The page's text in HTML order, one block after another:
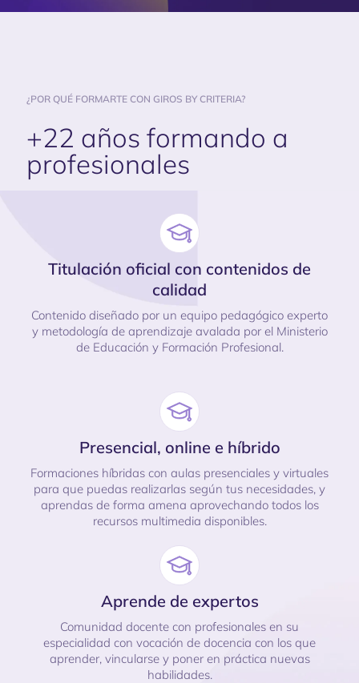
¿POR QUÉ FORMARTE CON GIROS BY CRITERIA?
+22 años formando a
profesionales
Titulación oficial con contenidos de
calidad
Contenido diseñado por un equipo pedagógico experto
y metodología de aprendizaje avalada por el Ministerio
de Educación y Formación Profesional.
Presencial, online e híbrido
Formaciones híbridas con aulas presenciales y virtuales
para que puedas realizarlas según tus necesidades, y
aprendas de forma amena aprovechando todos los
recursos multimedia disponibles.
Aprende de expertos
Comunidad docente con profesionales en su
especialidad con vocación de docencia con los que
aprender, vincularse y poner en práctica nuevas
habilidades.